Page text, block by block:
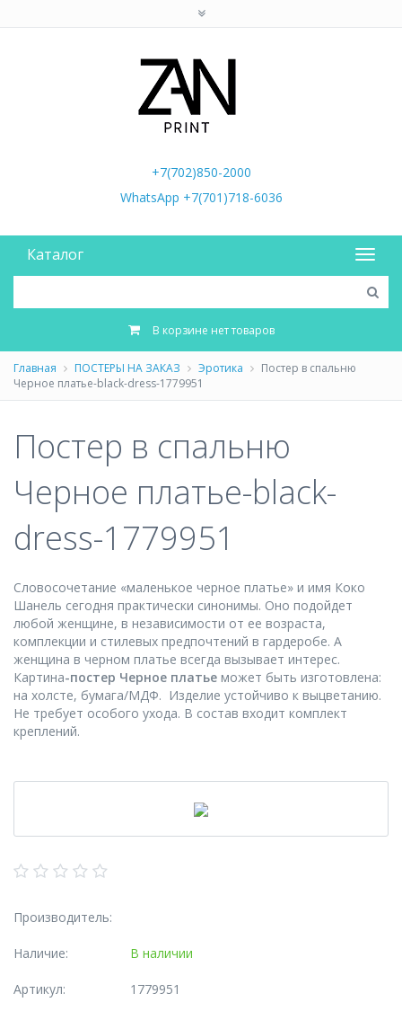
+7(702)850-2000
WhatsApp +7(701)718-6036
Каталог
В корзине нет товаров
Главная ПОСТЕРЫ НА ЗАКАЗ Эротика
Постер в спальню
Черное платье-black-dress-1779951
Постер в спальню
Черное платье-black-
dress-1779951
Словосочетание «маленькое черное платье» и имя Коко
Шанель сегодня практически синонимы. Оно подойдет
любой женщине, в независимости от ее возраста,
комплекции и стилевых предпочтений в гардеробе. А
женщина в черном платье всегда вызывает интерес.
Картина-постер Черное платье может быть изготовлена:
на холсте, бумага/МДФ. Изделие устойчиво к выцветанию.
Не требует особого ухода. В состав входит комплект
креплений.
Производитель:
Наличие: В наличии
Артикул: 1779951